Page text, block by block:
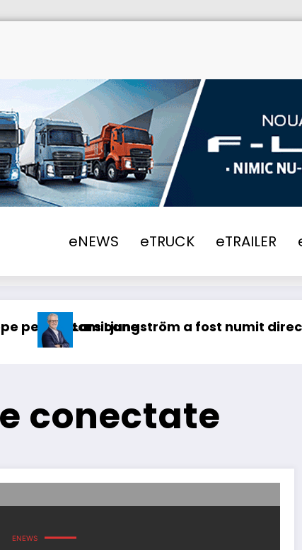
eNEWS eTRUCK eTRAILER
a fost numit director general
conectate
ENEWS